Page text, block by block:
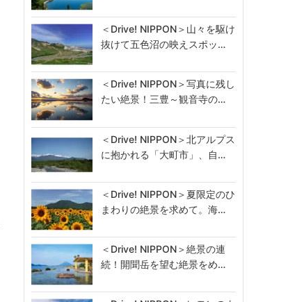
＜Drive! NIPPON＞山々を駆け
抜けて五色沼の映えスポッ…
＜Drive! NIPPON＞写真に残し
たい絶景！三豊～観音寺の…
＜Drive! NIPPON＞北アルプス
に抱かれる「大町市」、自…
＜Drive! NIPPON＞夏限定のひ
まわりの絶景を求めて。海…
＜Drive! NIPPON＞絶景の連
続！開聞岳を望む絶景をめ…